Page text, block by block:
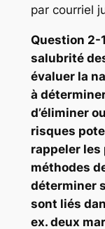
par courriel
Question 2-
salubrité
évaluer la
à
d’éliminer
risques
rappeler les
méthodes
déterminer
sont liés
ex. deux